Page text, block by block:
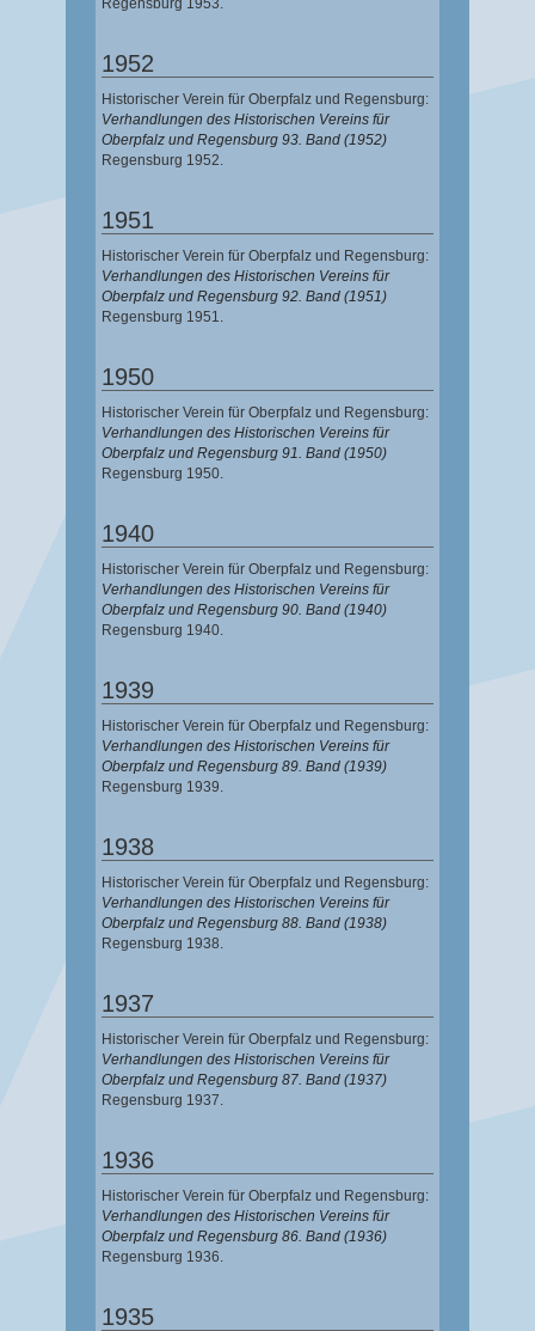
1952
Historischer Verein für Oberpfalz und Regensburg:
Verhandlungen des Historischen Vereins für
Oberpfalz und Regensburg 93. Band (1952)
Regensburg 1952.
1951
Historischer Verein für Oberpfalz und Regensburg:
Verhandlungen des Historischen Vereins für
Oberpfalz und Regensburg 92. Band (1951)
Regensburg 1951.
1950
Historischer Verein für Oberpfalz und Regensburg:
Verhandlungen des Historischen Vereins für
Oberpfalz und Regensburg 91. Band (1950)
Regensburg 1950.
1940
Historischer Verein für Oberpfalz und Regensburg:
Verhandlungen des Historischen Vereins für
Oberpfalz und Regensburg 90. Band (1940)
Regensburg 1940.
1939
Historischer Verein für Oberpfalz und Regensburg:
Verhandlungen des Historischen Vereins für
Oberpfalz und Regensburg 89. Band (1939)
Regensburg 1939.
1938
Historischer Verein für Oberpfalz und Regensburg:
Verhandlungen des Historischen Vereins für
Oberpfalz und Regensburg 88. Band (1938)
Regensburg 1938.
1937
Historischer Verein für Oberpfalz und Regensburg:
Verhandlungen des Historischen Vereins für
Oberpfalz und Regensburg 87. Band (1937)
Regensburg 1937.
1936
Historischer Verein für Oberpfalz und Regensburg:
Verhandlungen des Historischen Vereins für
Oberpfalz und Regensburg 86. Band (1936)
Regensburg 1936.
1935